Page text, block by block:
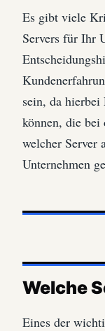
Es gibt viele
Servers für Ihr
sein, da
können, die bei
welcher Server
Unternehmen
Welche
Eines der